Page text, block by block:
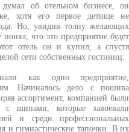
об отельном бизнесе, он
хотя его первое детище не
Но, увидив толпу желающих
что это предприятие будет
отель он и купил, а спустя
сети собственных гостиниц.
как одно предприятие,
Начиналось дело с пошива
ассортимент, компанией были
с шипами, которые завоевали
и среди профессиональных
и гимнастические тапочки. В их